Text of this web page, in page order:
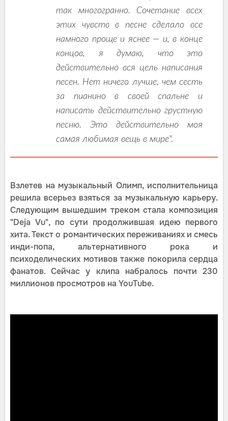
так многогранно. Сочетание всех
этих чувств в песне сделало все
намного проще и яснее — и, в конце
концов, я думаю, что это
действительно вся цель написания
песен. Нет ничего лучше, чем сесть
за пианино в своей спальне и
написать действительно грустную
песню. Это действительно моя
самая любимая вещь в мире".
Взлетев на музыкальный Олимп, исполнительница
решила всерьез взяться за музыкальную карьеру.
Следующим вышедшим треком стала композиция
"Deja Vu", по сути продолжившая идею первого
хита. Текст о романтических переживаниях и смесь
инди-попа, альтернативного рока и
психоделических мотивов также покорила сердца
фанатов. Сейчас у клипа набралось почти 230
миллионов просмотров на YouTube.